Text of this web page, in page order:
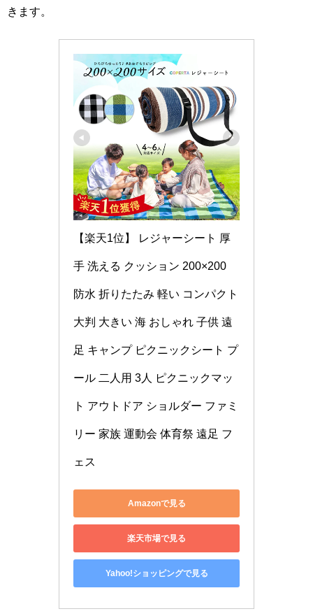
きます。
【楽天1位】 レジャーシート 厚
手 洗える クッション 200×200
防水 折りたたみ 軽い コンパクト
大判 大きい 海 おしゃれ 子供 遠
足 キャンプ ピクニックシート プ
ール 二人用 3人 ピクニックマッ
ト アウトドア ショルダー ファミ
リー 家族 運動会 体育祭 遠足 フ
ェス
Amazonで見る
楽天市場で見る
Yahoo!ショッピングで見る